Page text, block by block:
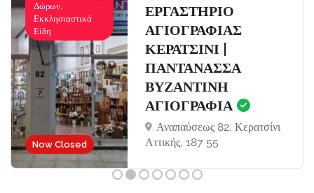
Now Closed
Δώρων,
Εκκλησιαστικά
Είδη
ΕΡΓΑΣΤΗΡΙΟ
ΑΓΙΟΓΡΑΦΙΑΣ
ΚΕΡΑΤΣΙΝΙ |
ΠΑΝΤΑΝΑΣΣΑ
ΒΥΖΑΝΤΙΝΗ
ΑΓΙΟΓΡΑΦΙΑ
Αναπαύσεως 82, Κερατσίνι
Αττικής, 187 55